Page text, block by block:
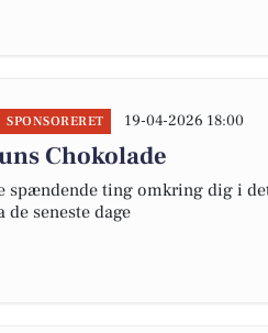
SPONSORERET 19-04-2026 18:00
Chokolade
spændende ting omkring dig i
seneste dage